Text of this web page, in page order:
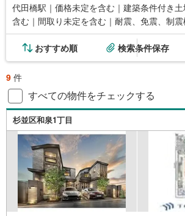
代田橋駅｜価格未定を含む｜建築条件付き土
含む｜間取り未定を含む｜耐震、免震、制震
おすすめ順 検索条件保存
9 件
すべての物件をチェックする
杉並区和泉1丁目